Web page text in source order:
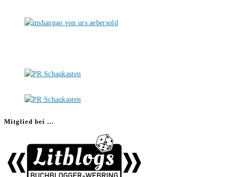
Mitglied bei …